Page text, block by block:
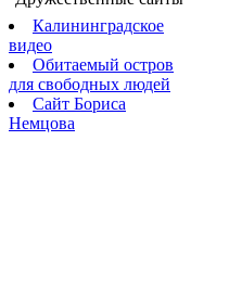
Калининградское
видео
Обитаемый остров
для свободных людей
Сайт Бориса
Немцова